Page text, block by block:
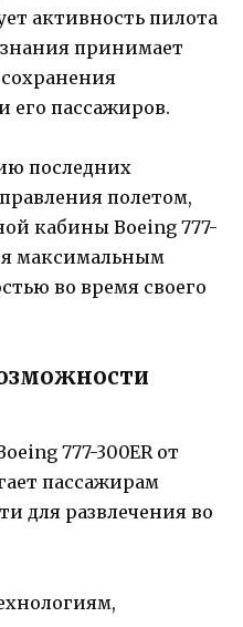
активность пилота
принимает
его пассажиров.
последних
полетом,
кабины Boeing 777-
максимальным
во время своего
777-300ER от
пассажирам
для развлечения во